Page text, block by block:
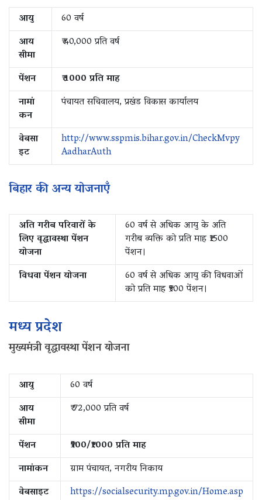
आयु
60 वर्ष
आय
सीमा
₹ 40,000 प्रति वर्ष
पेंशन
₹ 1000 प्रति माह
नामां
कन
पंचायत सचिवालय, प्रखंड विकास कार्यालय
वेबसा
इट
http://www.sspmis.bihar.gov.in/CheckMvpy
AadharAuth
बिहार की अन्य योजनाएँ
अति गरीब परिवारों के
लिए वृद्धावस्था पेंशन
योजना
60 वर्ष से अधिक आयु के अति
गरीब व्यक्ति को प्रति माह ₹1500
पेंशन।
विधवा पेंशन योजना
60 वर्ष से अधिक आयु की विधवाओं
को प्रति माह ₹500 पेंशन।
मध्य प्रदेश
मुख्यमंत्री वृद्धावस्था पेंशन योजना
आयु
60 वर्ष
आय
सीमा
₹ 72,000 प्रति वर्ष
पेंशन
₹500/₹1000 प्रति माह
नामांकन
ग्राम पंचायत, नगरीय निकाय
वेबसाइट
https://socialsecurity.mp.gov.in/Home.asp